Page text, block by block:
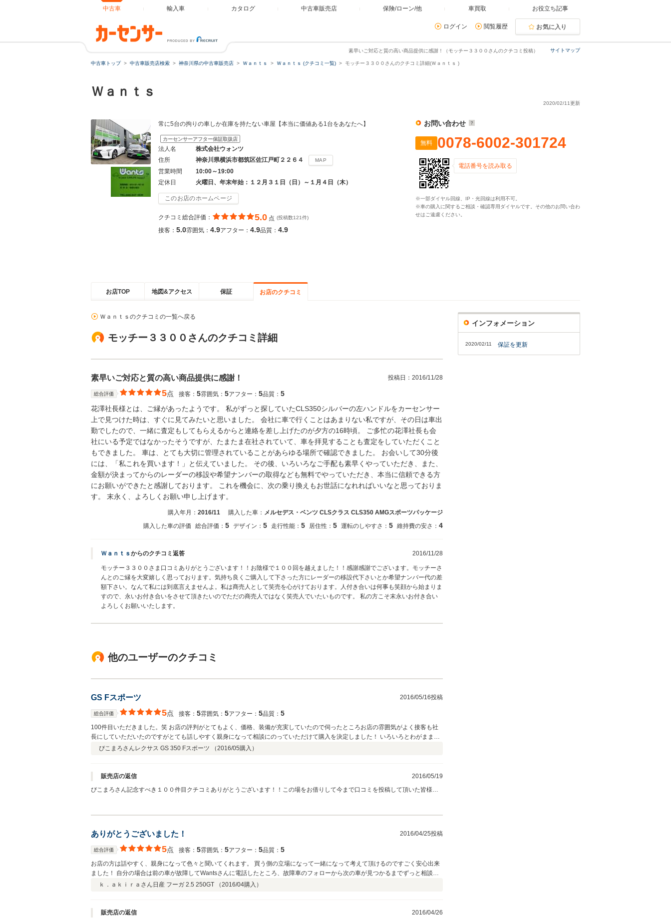
中古車 輸入車 カタログ 中古車販売店 保険/ローン/他 車買取 お役立ち記事
ログイン 閲覧履歴 お気に入り
サイトマップ
素早いご対応と質の高い商品提供に感謝！（モッチー３３００さんのクチコミ投稿）
中古車トップ 中古車販売店検索 神奈川県の中古車販売店 Ｗａｎｔｓ Ｗａｎｔｓ (クチコミ一覧) モッチー３３００さんのクチコミ詳細(Ｗａｎｔｓ )
Ｗａｎｔｓ
2020/02/11更新
常に5台の拘りの車しか在庫を持たない車屋【本当に価値ある1台をあなたへ】
カーセンサーアフター保証取扱店
法人名
株式会社ウォンツ
住所
神奈川県横浜市都筑区佐江戸町２２６４ MAP
営業時間
10:00～19:00
定休日
火曜日、年末年始：１２月３１日（日）～１月４日（木）
このお店のホームページ
クチコミ総合評価： 5.0 点 (投稿数121件)
接客： 5.0雰囲気： 4.9アフター： 4.9品質： 4.9
お問い合わせ
無料 0078-6002-301724
電話番号を読み取る
※一部ダイヤル回線、IP・光回線は利用不可。
※車の購入に関するご相談・確認専用ダイヤルです。その他のお問い合わ
せはご遠慮ください。
お店TOP 地図&アクセス 保証 お店のクチコミ
Ｗａｎｔｓのクチコミの一覧へ戻る
モッチー３３００さんのクチコミ詳細
素早いご対応と質の高い商品提供に感謝！ 投稿日： 2016/11/28
総合評価 5点 接客： 5雰囲気： 5アフター： 5品質： 5
花澤社長様とは、ご縁があったようです。 私がずっと探していたCLS350シルバーの左ハンドルをカーセンサー
上で見つけた時は、すぐに見てみたいと思いました。 会社に車で行くことはあまりない私ですが、その日は車出
勤でしたので、一緒に査定もしてもらえるからと連絡を差し上げたのが夕方の16時頃。 ご多忙の花澤社長も会
社にいる予定ではなかったそうですが、たまたま在社されていて、車を拝見することも査定をしていただくこと
もできました。 車は、とても大切に管理されていることがあらゆる場所で確認できました。 お会いして30分後
には、「私これを買います！」と伝えていました。 その後、いろいろなご手配も素早くやっていただき、また、
金額が決まってからのレーダーの移設や希望ナンバーの取得なども無料でやっていただき、本当に信頼できる方
にお願いができたと感謝しております。 これを機会に、次の乗り換えもお世話になれればいいなと思っておりま
す。 末永く、よろしくお願い申し上げます。
購入年月： 2016/11 購入した車： メルセデス・ベンツ CLSクラス CLS350 AMGスポーツパッケージ
購入した車の評価
総合評価： 5 デザイン： 5 走行性能： 5 居住性： 5 運転のしやすさ： 5 維持費の安さ： 4
Ｗａｎｔｓ からのクチコミ返答 2016/11/28
モッチー３３００さま口コミありがとうございます！！お陰様で１００回を越えました！！感謝感謝でございます。モッチーさ
んとのご縁を大変嬉しく思っております。気持ち良くご購入して下さった方にレーダーの移設代下さいとか希望ナンバー代の差
額下さい。なんて私には到底言えませんよ。私は商売人として笑売を心がけております。人付き合いは何事も笑顔から始まりま
すので、永いお付き合いをさせて頂きたいのでただの商売人ではなく笑売人でいたいものです。 私の方こそ末永いお付き合い
よろしくお願いいたします。
他のユーザーのクチコミ
GS Fスポーツ 2016/05/16投稿
総合評価 5点 接客： 5雰囲気： 5アフター： 5品質： 5
100件目いただきました。笑 お店の評判がとてもよく、価格、装備が充実していたので伺ったところお店の雰囲気がよく接客も社
長にしていただいたのですがとても話しやすく親身になって相談にのっていただけて購入を決定しました！ いろいろとわがままも
聞いていただき不安であった新車保証の継承なども付いて来ていただけるとのことでアフターサービスも最高です！ まだ納車待ち
ぴこまろさんレクサス GS 350 Fスポーツ （2016/05購入）
販売店の返信
2016/05/19
ぴこまろさん記念すべき１００件目クチコミありがとうございます！！この場をお借りして今まで口コミを投稿して頂いた皆様も
ありがとうございました！ 2016/04/25投稿
総合評価 5点 接客： 5雰囲気： 5アフター： 5品質： 5
お店の方は話やすく、親身になって色々と聞いてくれます。 買う側の立場になって一緒になって考えて頂けるのですごく安心出来
ました！ 自分の場合は前の車が故障してWantsさんに電話したところ、故障車のフォローから次の車が見つかるまでずっと相談に
乗ってもらえて助かりました！ 新しい車もこちらの条件を聞いて根気強く探して頂き、納得の行く良い車を見つけ事が出来まし
ｋ．ａｋｉｒａさん 日産 フーガ 2.5 250GT （2016/04購入）
販売店の返信
2016/04/26
インフォメーション
2020/02/11 保証を更新